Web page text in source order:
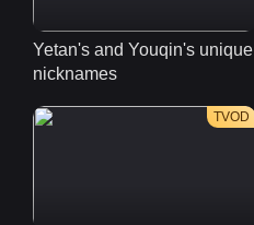
Yetan's and Youqin's unique
nicknames
TVOD